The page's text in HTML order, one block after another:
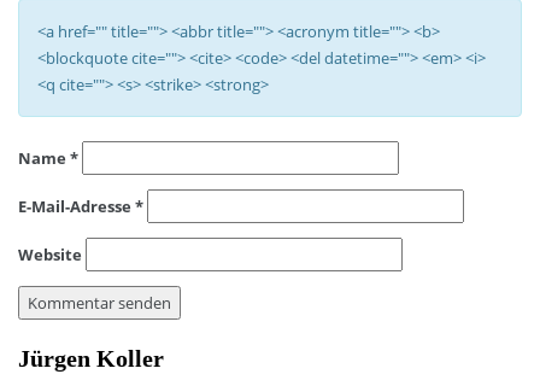
<a href="" title=""> <abbr title=""> <acronym title=""> <b>
<blockquote cite=""> <cite> <code> <del datetime=""> <em> <i>
<q cite=""> <s> <strike> <strong>
Name *
E-Mail-Adresse *
Website
Jürgen Koller